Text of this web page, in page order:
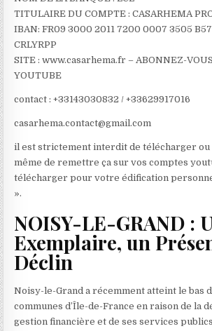
TITULAIRE DU COMPTE : CASARHEMA
IBAN: FR09 3000 2011 7200 0007 3505 B57
CRLYRPP
SITE : www.casarhema.fr – ABONNEZ-
YOUTUBE
contact : +33143030832 / +33629917016
casarhema.contact@gmail.com
il est strictement interdit de télécharger ou
même de remettre ça sur vos comptes
télécharger pour votre édification
».
NOISY-LE-GRAND :
Exemplaire, un
Déclin
Noisy-le-Grand a récemment atteint le bas
communes d’Île-de-France en raison de la
gestion financière et de ses services